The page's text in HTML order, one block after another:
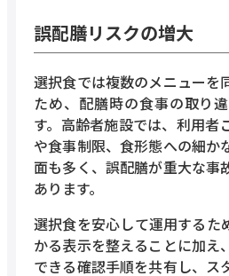
誤配膳リスクの増大
選択食では複数のメニューを
ため、配膳時の食事の取り
す。高齢者施設では、利用者
や食事制限、食形態への細か
面も多く、誤配膳が重大な事
あります。
選択食を安心して運用するた
かる表示を整えることに加え
できる確認手順を共有し、ス